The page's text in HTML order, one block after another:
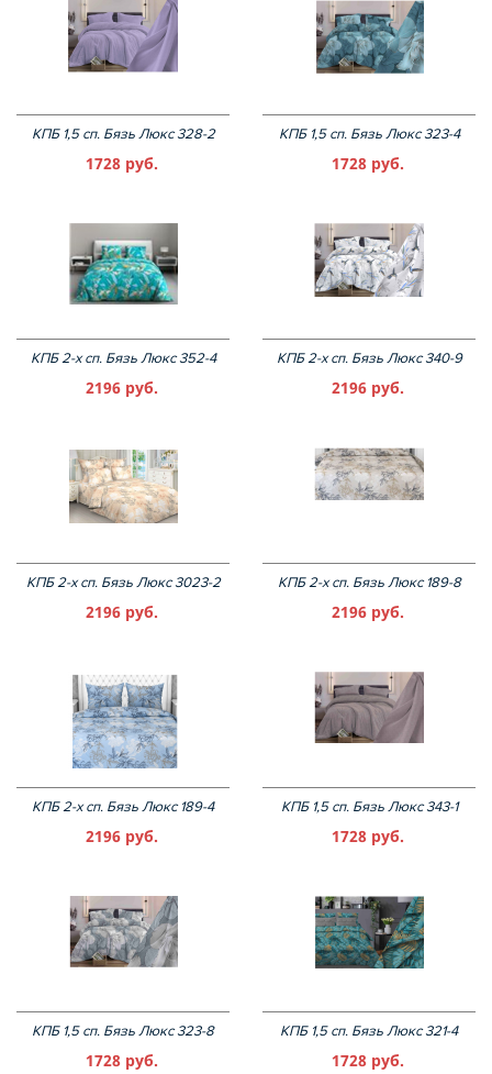
КПБ 1,5 сп. Бязь Люкс 328-2
1728 руб.
КПБ 1,5 сп. Бязь Люкс 323-4
1728 руб.
КПБ 2-х сп. Бязь Люкс 352-4
2196 руб.
КПБ 2-х сп. Бязь Люкс 340-9
2196 руб.
КПБ 2-х сп. Бязь Люкс 3023-2
2196 руб.
КПБ 2-х сп. Бязь Люкс 189-8
2196 руб.
КПБ 2-х сп. Бязь Люкс 189-4
2196 руб.
КПБ 1,5 сп. Бязь Люкс 343-1
1728 руб.
КПБ 1,5 сп. Бязь Люкс 323-8
1728 руб.
КПБ 1,5 сп. Бязь Люкс 321-4
1728 руб.